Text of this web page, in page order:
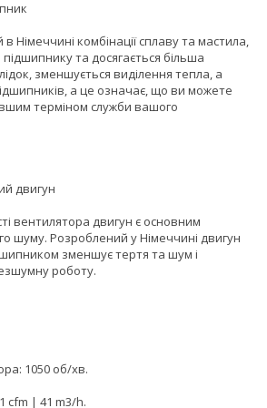
Німеччині комбінації сплаву та мастила,
та досягається більша
зменшується виділення тепла, а
а це означає, що ви можете
терміном служби вашого
двигун
вентилятора двигун є основним
шуму. Розроблений у Німеччині двигун
зменшує тертя та шум і
роботу.
1050 об/хв.
cfm | 41 m3/h.